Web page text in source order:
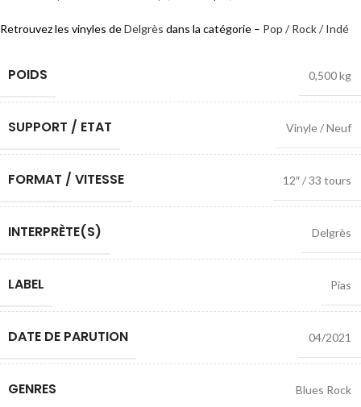
Retrouvez les vinyles deDelgrès dans la catégorie – Pop / Rock / Indé
POIDS 0,500 kg
SUPPORT / ETAT Vinyle / Neuf
FORMAT / VITESSE 12″ / 33 tours
INTERPRÈTE(S) Delgrès
LABEL Pias
DATE DE PARUTION 04/2021
GENRES Blues Rock